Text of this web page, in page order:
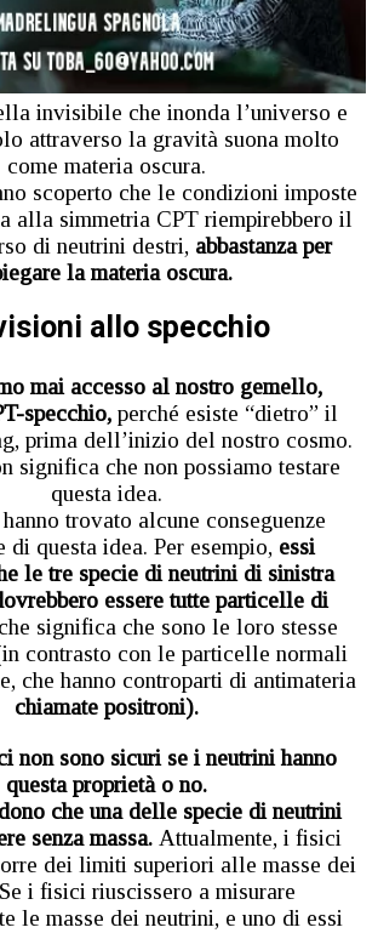
invisibile che inonda l’universo e
attraverso la gravità suona molto
come materia oscura.
scoperto che le condizioni imposte
alla simmetria CPT riempirebbero il
di neutrini destri, abbastanza per
la materia oscura.
allo specchio
mai accesso al nostro gemello,
specchio, perché esiste “dietro” il
prima dell’inizio del nostro cosmo.
significa che non possiamo testare
questa idea.
trovato alcune conseguenze
di questa idea. Per esempio, essi
le tre specie di neutrini di sinistra
essere tutte particelle di
significa che sono le loro stesse
contrasto con le particelle normali
che hanno controparti di antimateria
chiamate positroni).
non sono sicuri se i neutrini hanno
questa proprietà o no.
che una delle specie di neutrini
senza massa. Attualmente, i fisici
dei limiti superiori alle masse dei
i fisici riuscissero a misurare
le masse dei neutrini, e uno di essi